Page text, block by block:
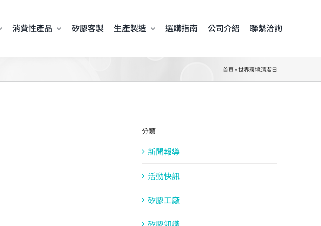
消費性產品 矽膠客製 生產製造 選購指南 公司介紹 聯繫洽詢
首頁 »世界環境清潔日
分類
新聞報導
活動快訊
矽膠工廠